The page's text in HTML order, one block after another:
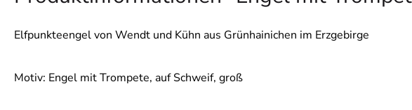
Elfpunkteengel von Wendt und Kühn aus Grünhainichen im Erzgebirge
Motiv: Engel mit Trompete, auf Schweif, groß